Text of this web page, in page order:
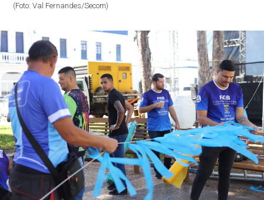
(Foto: Val Fernandes/Secom)